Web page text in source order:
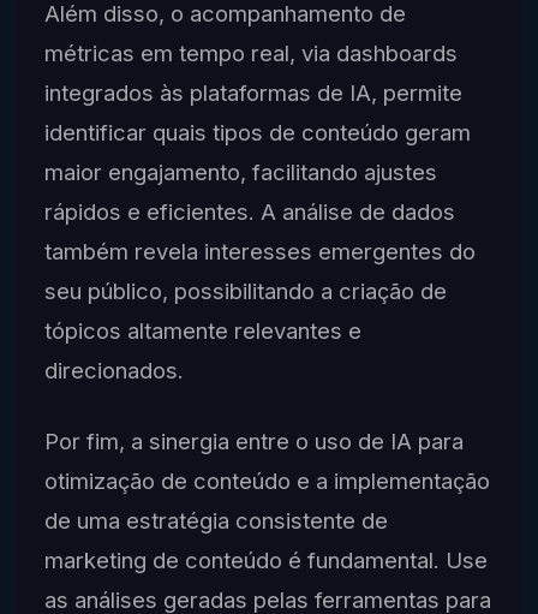
Além disso, o acompanhamento de
métricas em tempo real, via dashboards
integrados às plataformas de IA, permite
identificar quais tipos de conteúdo geram
maior engajamento, facilitando ajustes
rápidos e eficientes. A análise de dados
também revela interesses emergentes do
seu público, possibilitando a criação de
tópicos altamente relevantes e
direcionados.
Por fim, a sinergia entre o uso de IA para
otimização de conteúdo e a implementação
de uma estratégia consistente de
marketing de conteúdo é fundamental. Use
as análises geradas pelas ferramentas para